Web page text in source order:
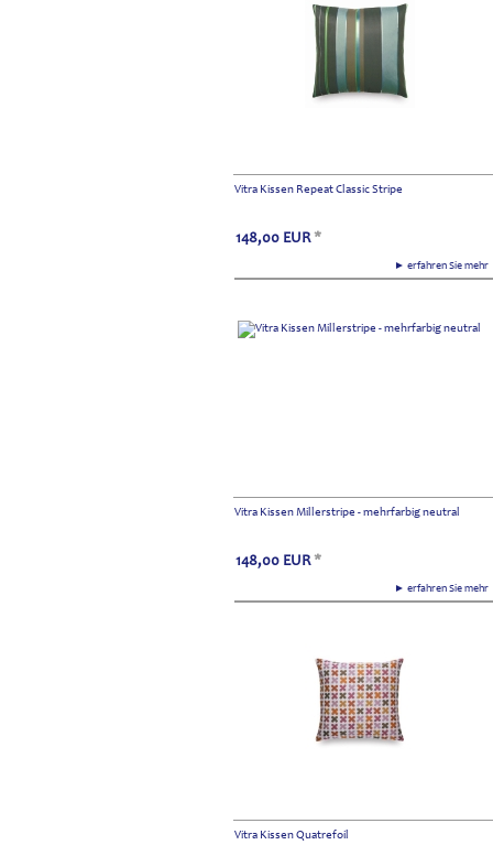
Vitra Kissen Repeat Classic Stripe
► erfahren Sie
148,00 EUR *
Vitra Kissen Millerstripe - mehrfarbig neutral
► erfahren Sie
148,00 EUR *
Vitra Kissen Quatrefoil